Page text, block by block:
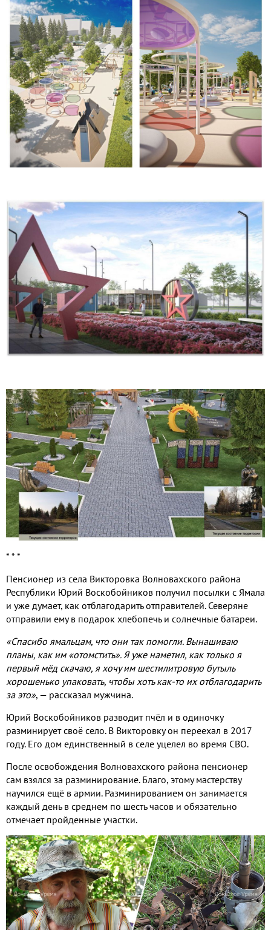
* * *
Пенсионер из села Викторовка Волновахского района
Республики Юрий Воскобойников получил посылки с Ямала
и уже думает, как отблагодарить отправителей. Северяне
отправили ему в подарок хлебопечь и солнечные батареи.
«Спасибо ямальцам, что они так помогли. Вынашиваю
планы, как им «отомстить». Я уже наметил, как только я
первый мёд скачаю, я хочу им шестилитровую бутыль
хорошенько упаковать, чтобы хоть как-то их отблагодарить
за это», — рассказал мужчина.
Юрий Воскобойников разводит пчёл и в одиночку
разминирует своё село. В Викторовку он переехал в 2017
году. Его дом единственный в селе уцелел во время СВО.
После освобождения Волновахского района пенсионер
сам взялся за разминирование. Благо, этому мастерству
научился ещё в армии. Разминированием он занимается
каждый день в среднем по шесть часов и обязательно
отмечает пройденные участки.